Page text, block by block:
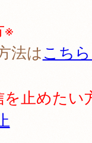
※
法はこち
止めたい